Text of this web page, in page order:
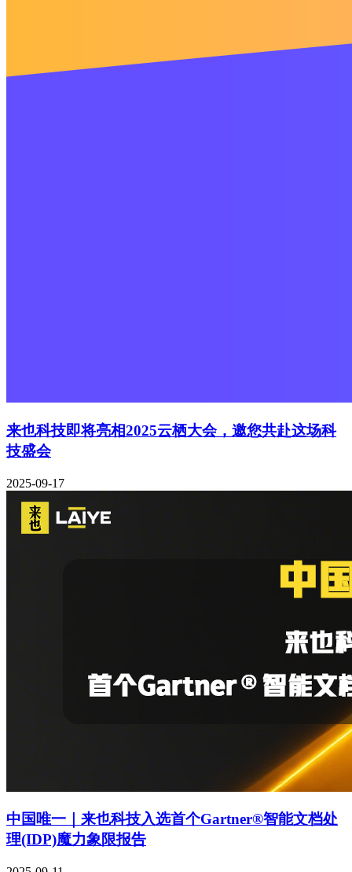
来也科技即将亮相2025云栖大会，邀您共赴这场科
技盛会
2025-09-17
中国唯一｜来也科技入选首个Gartner®智能文档处
理(IDP)魔力象限报告